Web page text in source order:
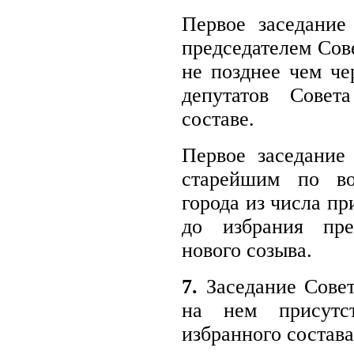
Первое
председателем
не позднее чем
депутатов
составе.
Первое
старейшим по
города из числа
до избрания
нового созыва.
7. Заседание
на нем
избранного